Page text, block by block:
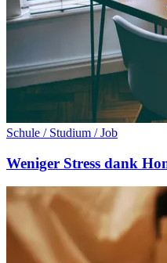
Schule / Studium / Job
Weniger Stress dank